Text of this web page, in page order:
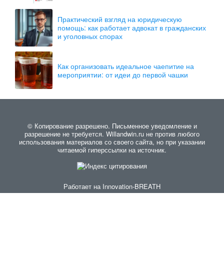
Практический взгляд на юридическую
помощь: как работает адвокат в гражданских
и уголовных спорах
Как организовать идеальное чаепитие на
мероприятии: от идеи до первой чашки
© Копирование разрешено. Письменное уведомление и
разрешение не требуется. Willandwin.ru не против любого
использования материалов со своего сайта, но при указании
читаемой гиперссылки на источник.
Работает на Innovation-BREATH